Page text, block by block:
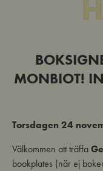
MONBIOT!
Torsdagen 24
Välkommen att träffa
bookplates (när ej